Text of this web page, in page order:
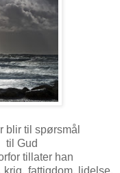
han
lidelse,